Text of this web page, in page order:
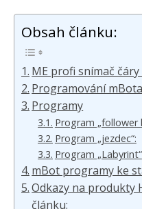
Obsah článku:
ME profi snímač
Programování
Programy
Program „follower
Program „jezdec“:
Program „Labyrint“
mBot programy ke
Odkazy na produkty
článku: